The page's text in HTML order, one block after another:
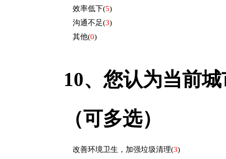
效率低下(5)
沟通不足(3)
其他(0)
10、 您认为当前
（可多选）
改善环境卫生，加强垃圾清理(3)